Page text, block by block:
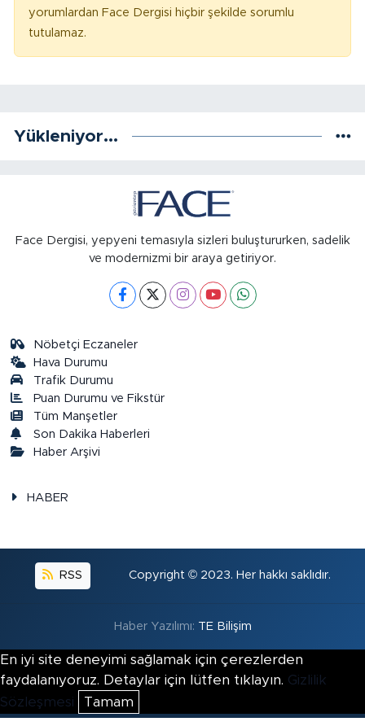
yorumlardan Face Dergisi hiçbir şekilde sorumlu
tutulamaz.
Yükleniyor...
Face Dergisi, yepyeni temasıyla sizleri buluştururken, sadelik
ve modernizmi bir araya getiriyor.
Nöbetçi Eczaneler
Hava Durumu
Trafik Durumu
Puan Durumu ve Fikstür
Tüm Manşetler
Son Dakika Haberleri
Haber Arşivi
HABER
RSS Copyright © 2023. Her hakkı saklıdır.
Haber Yazılımı: TE Bilişim
En iyi site deneyimi sağlamak için çerezlerden
faydalanıyoruz. Detaylar için lütfen tıklayın. Gizlilik
Sözleşmesi
Tamam